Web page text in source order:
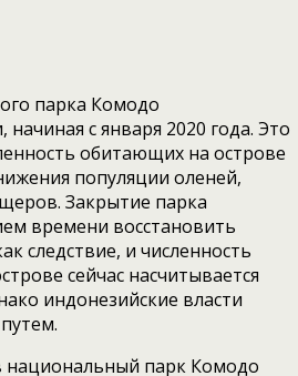
парка Комодо
с января 2020 года. Это
обитающих на острове
популяции оленей,
Закрытие парка
времени восстановить
следствие, и численность
сейчас насчитывается
индонезийские власти
национальный парк Комодо